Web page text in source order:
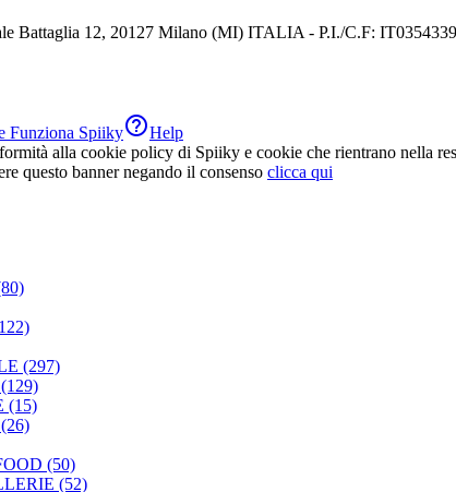
Battaglia 12, 20127 Milano (MI) ITALIA - P.I./C.F:
Funziona SpiikyHelp
alla cookie policy di Spiiky e cookie che rientrano nella
questo banner negando il consenso clicca qui
(297)
(129)
(15)
(26)
(50)
(52)